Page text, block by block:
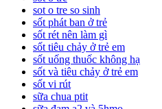
sot o tre so sinh
sốt phát ban ở trẻ
sốt rét nên làm gì
sốt tiêu chảy ở trẻ em
sốt uống thuốc không hạ
sốt và tiêu chảy ở trẻ em
sốt vi rút
sữa chua ptit